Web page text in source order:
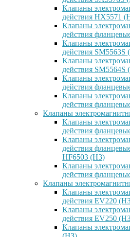
Клапаны
действия HX5571
Клапаны
действия
Клапаны
действия SM5563S
Клапаны
действия
Клапаны
действия
Клапаны
действия
Клапаны
Клапаны
действия
Клапаны
действия
HF6503 (Н3)
Клапаны
действия
Клапаны
Клапаны
действия EV220
Клапаны
действия EV250
Клапаны